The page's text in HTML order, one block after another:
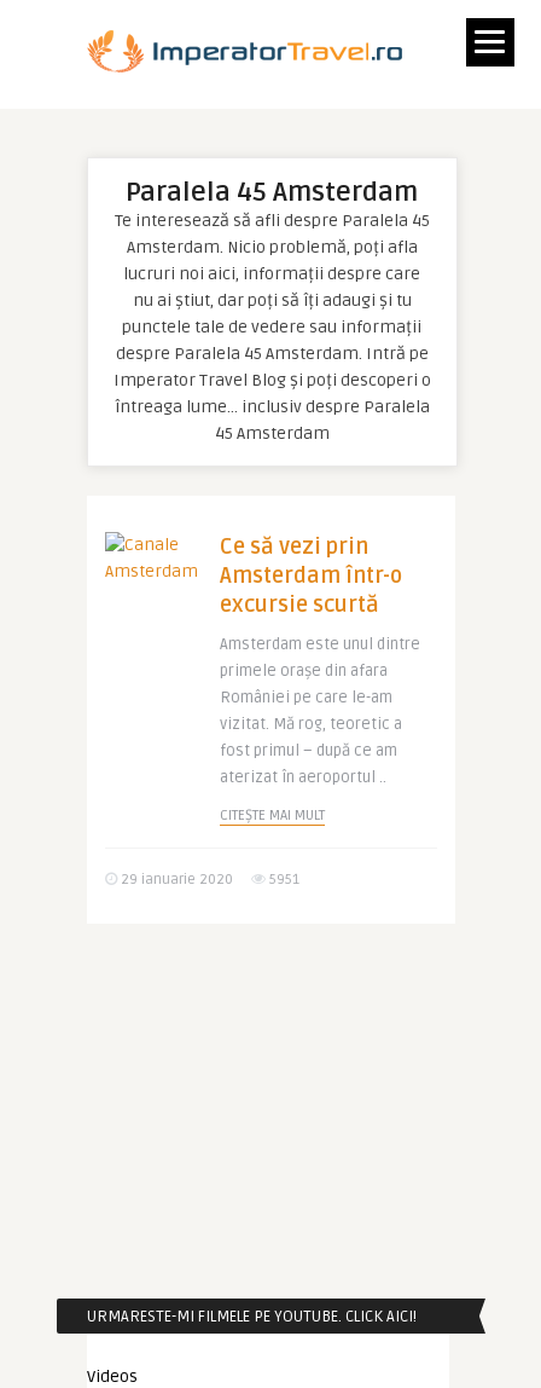
Paralela 45 Amsterdam
Te interesează să afli despre Paralela 45
Amsterdam. Nicio problemă, poți afla
lucruri noi aici, informații despre care
nu ai știut, dar poți să îți adaugi și tu
punctele tale de vedere sau informații
despre Paralela 45 Amsterdam. Intră pe
Imperator Travel Blog și poți descoperi o
întreaga lume… inclusiv despre Paralela
45 Amsterdam
Ce să vezi prin
Amsterdam într-o
excursie scurtă
Amsterdam este unul dintre
primele orașe din afara
României pe care le-am
vizitat. Mă rog, teoretic a
fost primul – după ce am
aterizat în aeroportul ..
CITEȘTE MAI MULT
29 ianuarie 2020 5951
URMARESTE-MI FILMELE PE YOUTUBE. CLICK AICI!
Videos